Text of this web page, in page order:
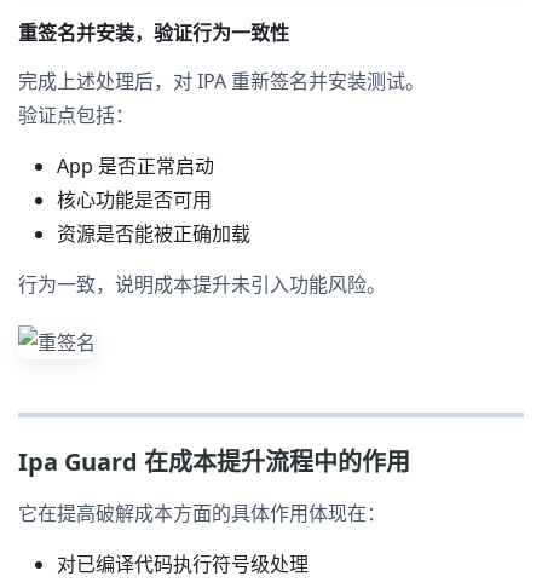
重签名并安装，验证行为一致性
完成上述处理后，对 IPA 重新签名并安装测试。
验证点包括：
App 是否正常启动
核心功能是否可用
资源是否能被正确加载
行为一致，说明成本提升未引入功能风险。
Ipa Guard 在成本提升流程中的作用
它在提高破解成本方面的具体作用体现在：
对已编译代码执行符号级处理